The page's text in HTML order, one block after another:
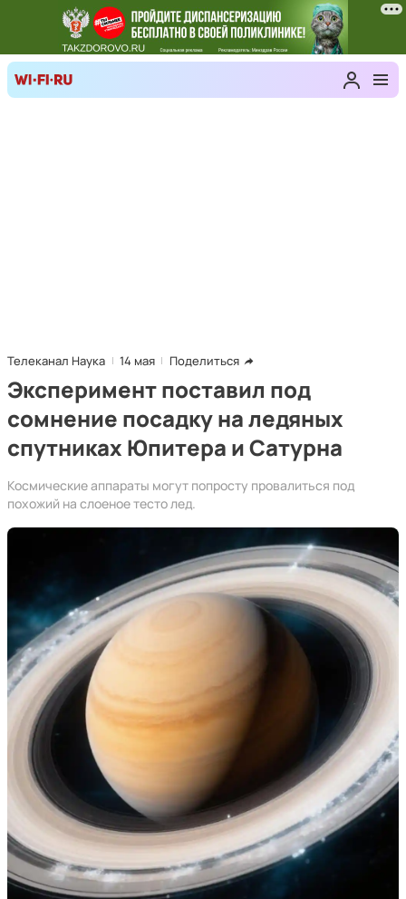
Телеканал Наука 14 мая Поделиться
Эксперимент поставил под
сомнение посадку на ледяных
спутниках Юпитера и Сатурна
Космические аппараты могут попросту провалиться под
похожий на слоеное тесто лед.